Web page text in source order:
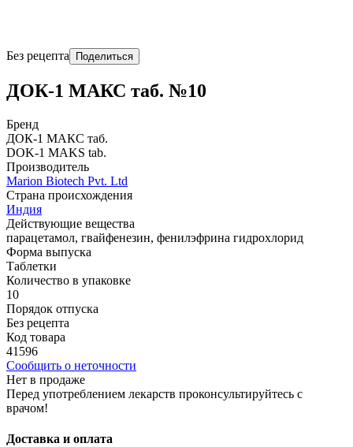
Без рецепта Поделиться
ДОК-1 МАКС таб. №10
Бренд
ДОК-1 МАКС таб.
DOK-1 MAKS tab.
Производитель
Marion Biotech Pvt. Ltd
Страна происхождения
Индия
Действующие вещества
парацетамол, гвайфенезин, фенилэфрина гидрохлорид
Форма выпуска
Таблетки
Количество в упаковке
10
Порядок отпуска
Без рецепта
Код товара
41596
Сообщить о неточности
Нет в продаже
Перед употреблением лекарств проконсультируйтесь с
врачом!
Доставка и оплата